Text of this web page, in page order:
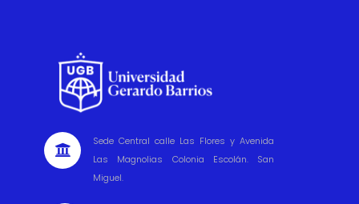

Sede Central calle Las Flores y Avenida
Las Magnolias Colonia Escolán. San
Miguel.